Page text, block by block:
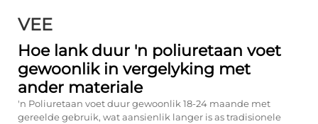
VEE
Hoe lank duur 'n poliuretaan voet
gewoonlik in vergelyking met
ander materiale
'n Poliuretaan voet duur gewoonlik 18-24 maande met
gereelde gebruik, wat aansienlik langer is as tradisionele